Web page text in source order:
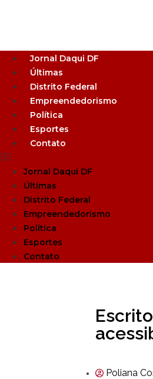
Jornal Daqui DF
Últimas
Distrito Federal
Empreendedorismo
Política
Esportes
Contato
Jornal Daqui DF
Últimas
Distrito Federal
Empreendedorismo
Política
Esportes
Contato
Poliana